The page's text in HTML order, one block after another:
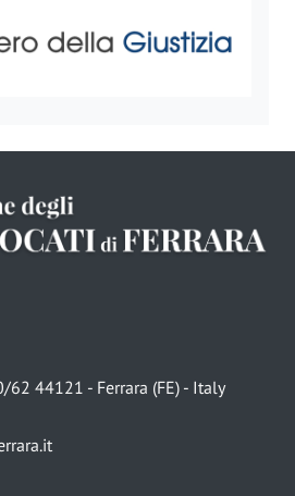
62 44121 - Ferrara (FE) - Italy